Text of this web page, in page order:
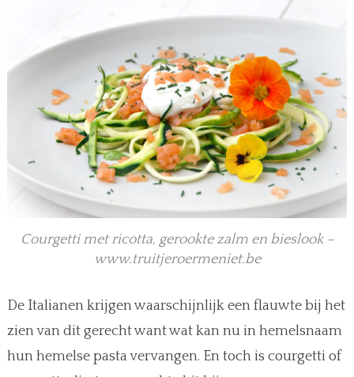
Courgetti met ricotta, gerookte zalm en bieslook –
www.truitjeroermeniet.be
De Italianen krijgen waarschijnlijk een flauwte bij het
zien van dit gerecht want wat kan nu in hemelsnaam
hun hemelse pasta vervangen. En toch is courgetti of